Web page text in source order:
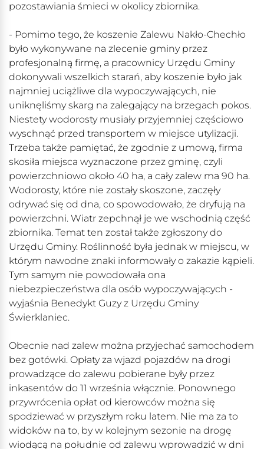
pozostawiania śmieci w okolicy zbiornika.
- Pomimo tego, że koszenie Zalewu Nakło-Chechło
było wykonywane na zlecenie gminy przez
profesjonalną firmę, a pracownicy Urzędu Gminy
dokonywali wszelkich starań, aby koszenie było jak
najmniej uciążliwe dla wypoczywających, nie
uniknęliśmy skarg na zalegający na brzegach pokos.
Niestety wodorosty musiały przyjemniej częściowo
wyschnąć przed transportem w miejsce utylizacji.
Trzeba także pamiętać, że zgodnie z umową, firma
skosiła miejsca wyznaczone przez gminę, czyli
powierzchniowo około 40 ha, a cały zalew ma 90 ha.
Wodorosty, które nie zostały skoszone, zaczęły
odrywać się od dna, co spowodowało, że dryfują na
powierzchni. Wiatr zepchnął je we wschodnią część
zbiornika. Temat ten został także zgłoszony do
Urzędu Gminy. Roślinność była jednak w miejscu, w
którym nawodne znaki informowały o zakazie kąpieli.
Tym samym nie powodowała ona
niebezpieczeństwa dla osób wypoczywających -
wyjaśnia Benedykt Guzy z Urzędu Gminy
Świerklaniec.
Obecnie nad zalew można przyjechać samochodem
bez gotówki. Opłaty za wjazd pojazdów na drogi
prowadzące do zalewu pobierane były przez
inkasentów do 11 września włącznie. Ponownego
przywrócenia opłat od kierowców można się
spodziewać w przyszłym roku latem. Nie ma za to
widoków na to, by w kolejnym sezonie na drogę
wiodącą na południe od zalewu wprowadzić w dni